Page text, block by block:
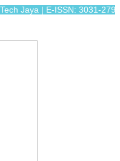
| E-ISSN: 3031-2795 |